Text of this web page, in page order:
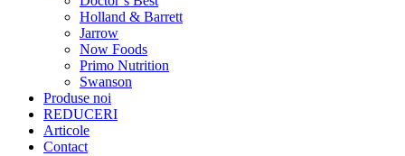
Holland & Barrett
Jarrow
Now Foods
Primo Nutrition
Swanson
Produse noi
REDUCERI
Articole
Contact